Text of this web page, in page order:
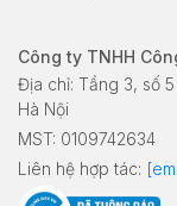
Công ty TNHH
Địa chỉ: Tầng 3, số
Hà Nội
MST: 0109742634
Liên hệ hợp tác: